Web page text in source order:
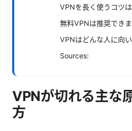
VPNを長く使うコツは
無料VPNは推奨でき
VPNはどんな人に向
Sources:
VPNが切れる主な
方